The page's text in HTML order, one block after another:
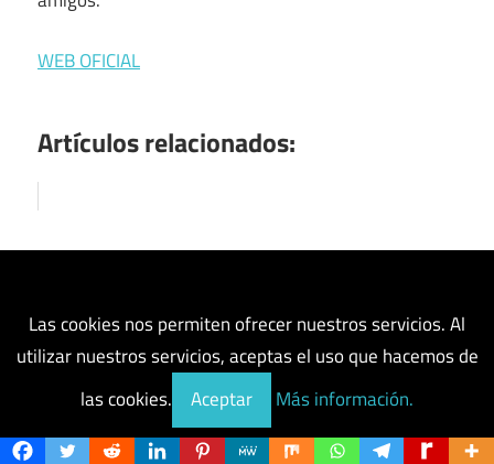
WEB OFICIAL
Artículos relacionados:
Coinbase baraja 16.7M XRP
en movimiento gigante que
plantea preguntas
Las cookies nos permiten ofrecer nuestros servicios. Al
utilizar nuestros servicios, aceptas el uso que hacemos de
las cookies.
Aceptar Más información.